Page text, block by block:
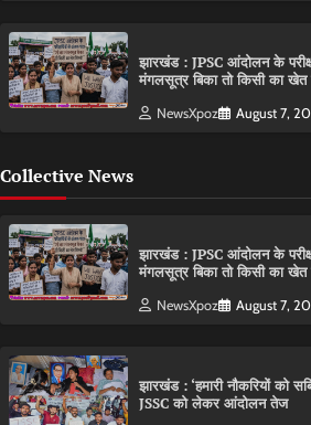
झारखंड : JPSC आंदोलन के
मंगलसूत्र बिका तो किसी का खेत
NewsXpoz August 7,
Collective News
झारखंड : JPSC आंदोलन के
मंगलसूत्र बिका तो किसी का खेत
NewsXpoz August 7,
झारखंड : ‘हमारी नौकरियों को
JSSC को लेकर आंदोलन तेज